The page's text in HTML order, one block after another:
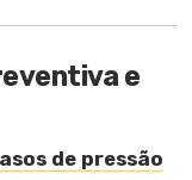
e
de pressão